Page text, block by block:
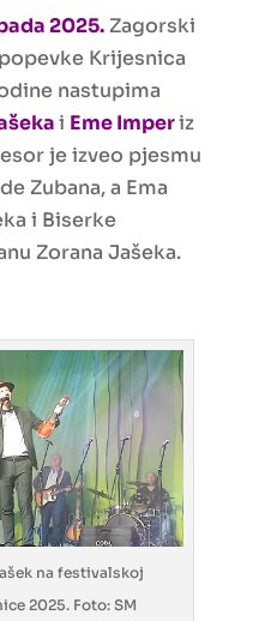
2025. Zagorski
Krijesnica
nastupima
i Eme Imperiz
je izveo pjesmu
Zubana, a Ema
i Biserke
Zorana Jašeka.
na festivalskoj
2025. Foto: SM